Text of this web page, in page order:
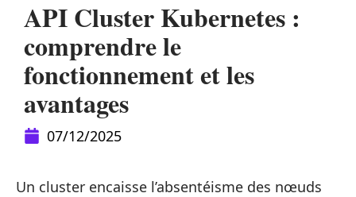
API Cluster Kubernetes :
comprendre le
fonctionnement et les
avantages
07/12/2025
Un cluster encaisse l’absentéisme des nœuds